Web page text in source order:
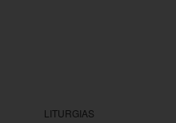
LITURGIAS